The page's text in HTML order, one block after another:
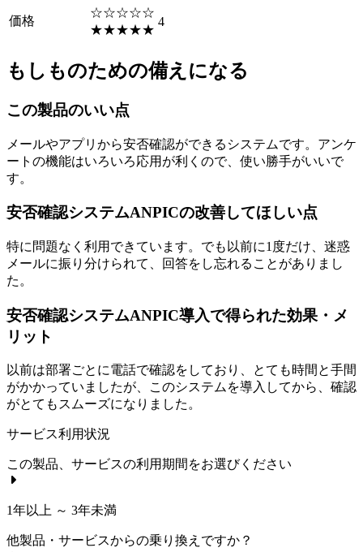
価格
☆☆☆☆☆
★★★★★
4
もしものための備えになる
この製品のいい点
メールやアプリから安否確認ができるシステムです。アンケ
ートの機能はいろいろ応用が利くので、使い勝手がいいで
す。
安否確認システムANPICの改善してほしい点
特に問題なく利用できています。でも以前に1度だけ、迷惑
メールに振り分けられて、回答をし忘れることがありまし
た。
安否確認システムANPIC導入で得られた効果・メ
リット
以前は部署ごとに電話で確認をしており、とても時間と手間
がかかっていましたが、このシステムを導入してから、確認
がとてもスムーズになりました。
サービス利用状況
この製品、サービスの利用期間をお選びください
1年以上 ～ 3年未満
他製品・サービスからの乗り換えですか？